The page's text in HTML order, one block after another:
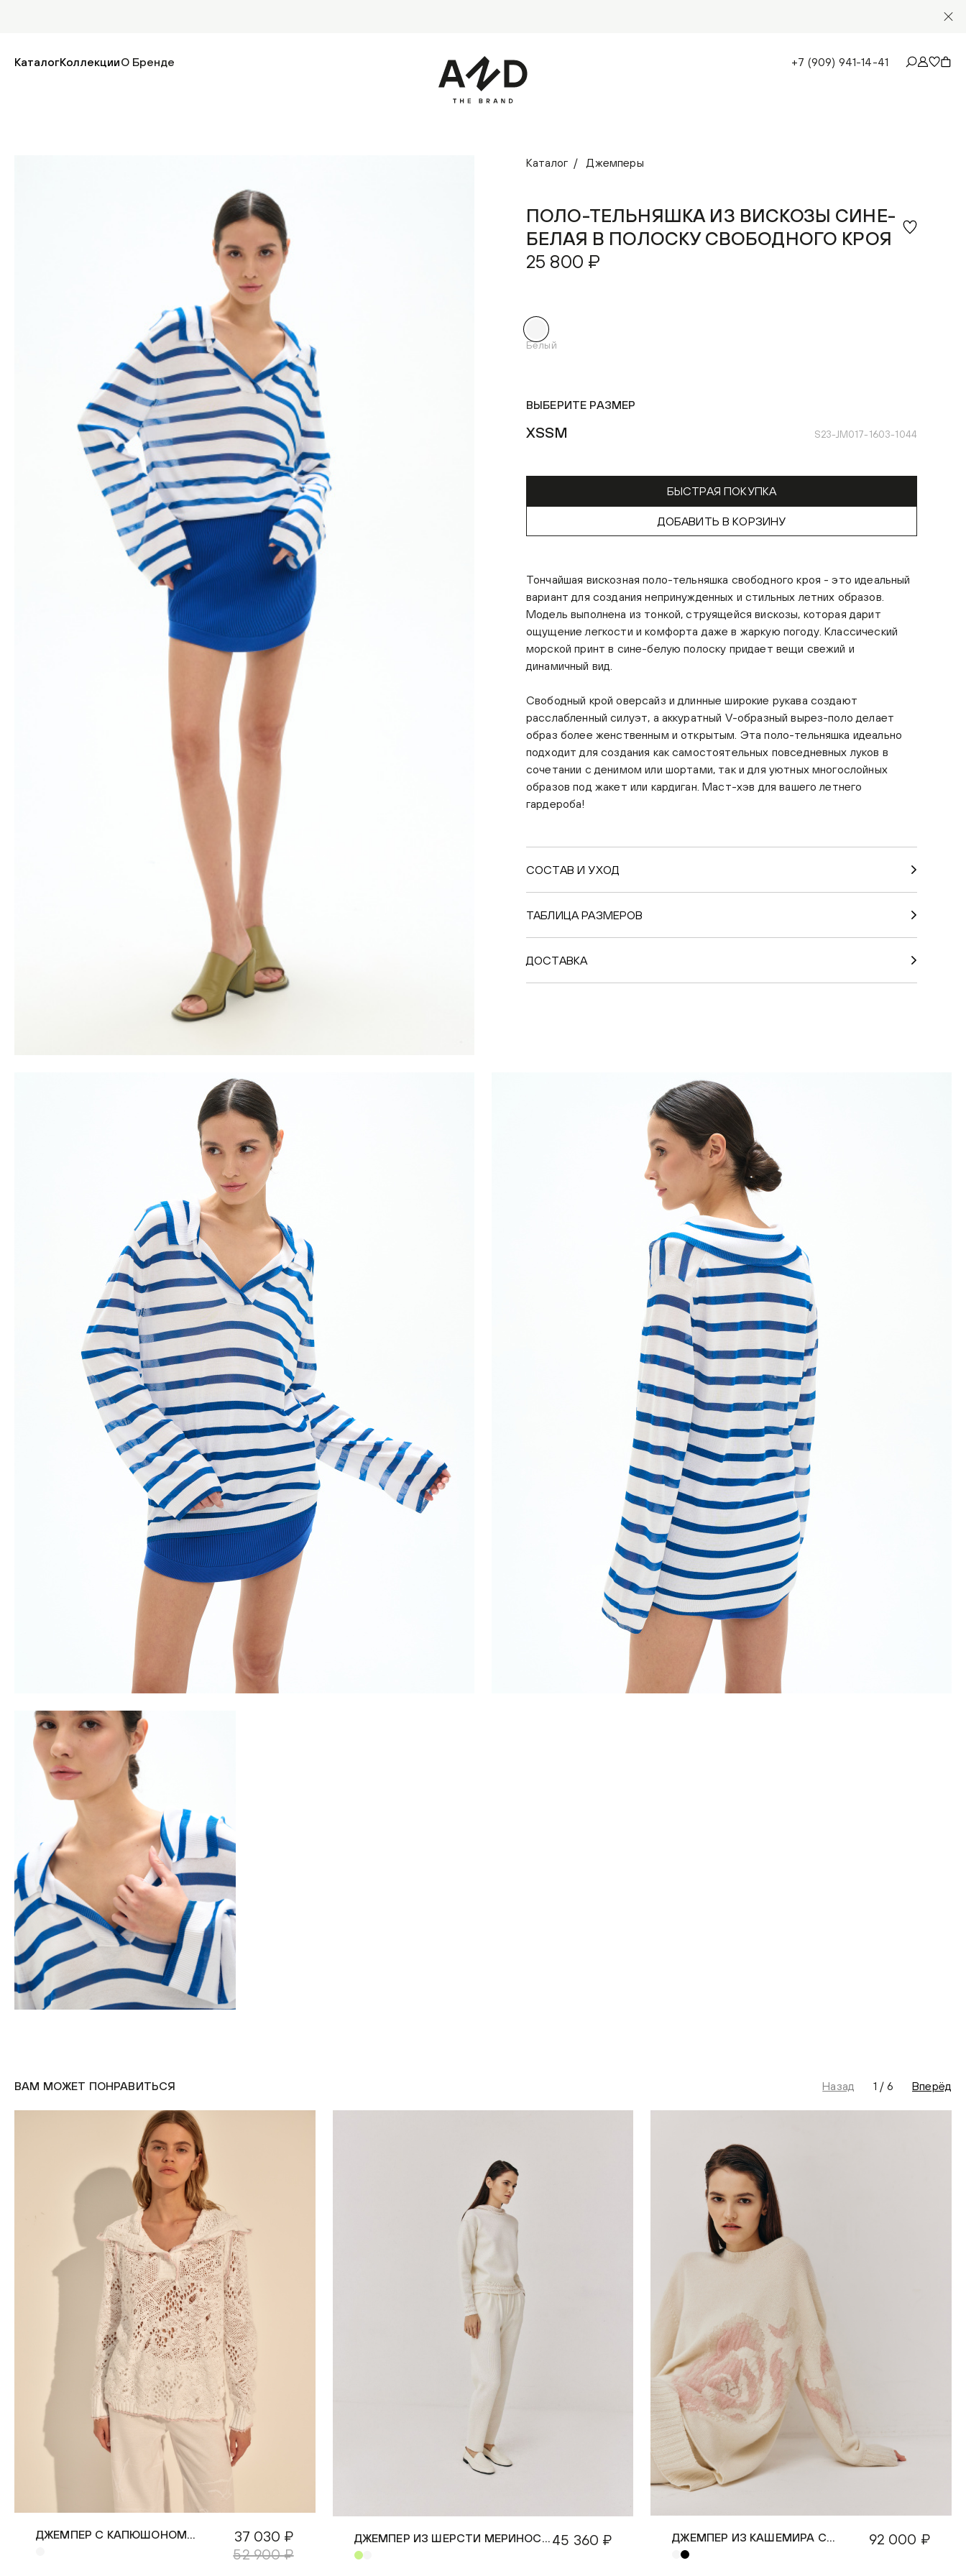
КаталогКоллекцииО Бренде +7 (909) 941-14-41
Каталог Джемперы
ПОЛО-ТЕЛЬНЯШКА ИЗ ВИСКОЗЫ СИНЕ-
БЕЛАЯ В ПОЛОСКУ СВОБОДНОГО КРОЯ
25 800 ₽
Белый
ВЫБЕРИТЕ РАЗМЕР
XSSM S23-JM017-1603-1044
БЫСТРАЯ ПОКУПКА
ДОБАВИТЬ В КОРЗИНУ
Тончайшая вискозная поло-тельняшка свободного кроя - это идеальный
вариант для создания непринужденных и стильных летних образов.
Модель выполнена из тонкой, струящейся вискозы, которая дарит
ощущение легкости и комфорта даже в жаркую погоду. Классический
морской принт в сине-белую полоску придает вещи свежий и
динамичный вид.
Свободный крой оверсайз и длинные широкие рукава создают
расслабленный силуэт, а аккуратный V-образный вырез-поло делает
образ более женственным и открытым. Эта поло-тельняшка идеально
подходит для создания как самостоятельных повседневных луков в
сочетании с денимом или шортами, так и для уютных многослойных
образов под жакет или кардиган. Маст-хэв для вашего летнего
гардероба!
СОСТАВ И УХОД
ТАБЛИЦА РАЗМЕРОВ
ДОСТАВКА
ВАМ МОЖЕТ ПОНРАВИТЬСЯ Назад 1 /6 Вперёд
ДЖЕМПЕР С КАПЮШОНОМ
37 030 ₽
52 900 ₽
ДЖЕМПЕР ИЗ ШЕРСТИ МЕРИНОСА
БЕЛЫЙ
45 360 ₽
ДЖЕМПЕР ИЗ КАШЕМИРА С
РОЗОЙ
92 000 ₽